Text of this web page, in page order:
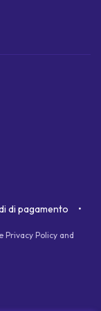
di pagamento
Privacy Policy and